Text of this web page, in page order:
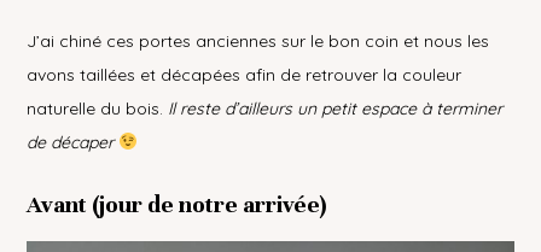
J’ai chiné ces portes anciennes sur le bon coin et nous les
avons taillées et décapées afin de retrouver la couleur
naturelle du bois. Il reste d’ailleurs un petit espace à terminer
de décaper
Avant (jour de notre arrivée)